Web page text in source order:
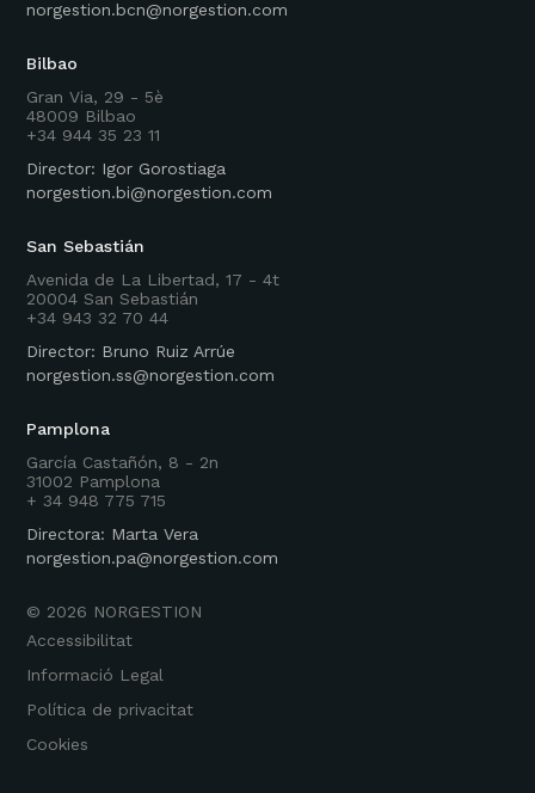
norgestion.bcn@norgestion.com
Bilbao
Gran Via, 29 - 5è
48009 Bilbao
+34 944 35 23 11
Director: Igor Gorostiaga
norgestion.bi@norgestion.com
San Sebastián
Avenida de La Libertad, 17 - 4t
20004 San Sebastián
+34 943 32 70 44
Director: Bruno Ruiz Arrúe
norgestion.ss@norgestion.com
Pamplona
García Castañón, 8 - 2n
31002 Pamplona
+ 34 948 775 715
Directora: Marta Vera
norgestion.pa@norgestion.com
Accessibilitat
Informació Legal
Política de privacitat
Cookies
© 2026 NORGESTION